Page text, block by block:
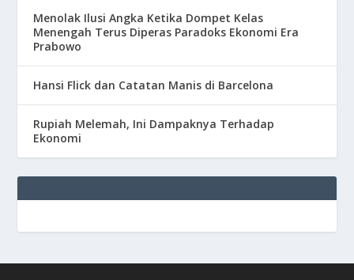
Menolak Ilusi Angka Ketika Dompet Kelas
Menengah Terus Diperas Paradoks Ekonomi Era
Prabowo
Hansi Flick dan Catatan Manis di Barcelona
Rupiah Melemah, Ini Dampaknya Terhadap
Ekonomi